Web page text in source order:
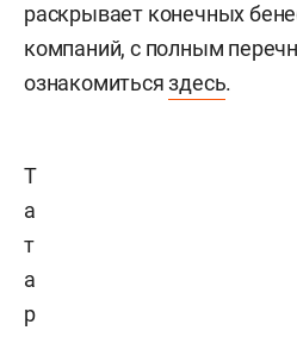
раскрывает конечных
компаний, с полным
ознакомитьсяздесь.
Т
а
т
а
р